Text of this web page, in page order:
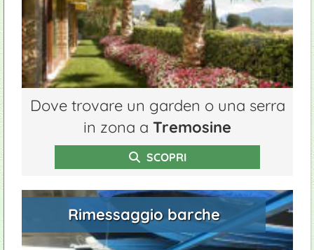
Dove trovare un garden o una serra
in zona a Tremosine
SCOPRI
Rimessaggio barche